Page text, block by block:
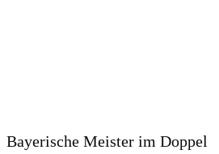
Bayerische Meister im Doppel